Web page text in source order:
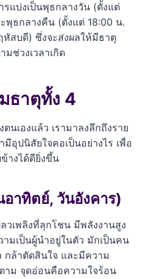
แบ่งเป็นพุธกลางวัน (ตั้งแต่
พุธกลางคืน (ตั้งแต่ 18:00 น.
สบดี) ซึ่งจะส่งผลให้มีธาตุ
ช่วงเวลาเกิด
ธาตุทั้ง 4
นเองแล้ว เรามาลงลึกถึงราย
อุปนิสัยใจคอเป็นอย่างไร เพื่อ
างได้ดียิ่งขึ้น
าทิตย์, วันอังคาร)
วเพลิงที่ลุกโชน มีพลังงานสูง
มเป็นผู้นำอยู่ในตัว มักเป็นคน
กล้าตัดสินใจ และมีความ
าม จุดอ่อนคือความใจร้อน